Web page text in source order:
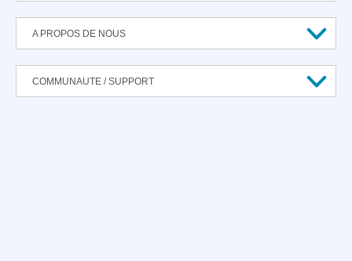
A PROPOS DE NOUS
COMMUNAUTE / SUPPORT